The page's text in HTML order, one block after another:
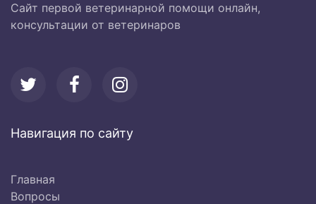
Сайт первой ветеринарной помощи онлайн,
консультации от ветеринаров
Навигация по сайту
Главная
Вопросы